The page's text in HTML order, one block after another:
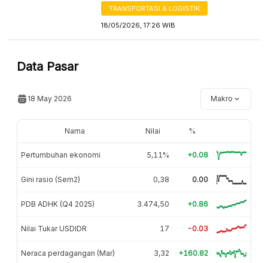
TRANSPORTASI & LOGISTIK
18/05/2026, 17:26 WIB
Data Pasar
18 May 2026 Makro
Nama Nilai %
Pertumbuhan ekonomi 5,11% +0.08
Gini rasio (Sem2) 0,38 0.00
PDB ADHK (Q4 2025) 3.474,50 +0.86
Nilai Tukar USDIDR 17 -0.03
Neraca perdagangan (Mar) 3,32 +160.82